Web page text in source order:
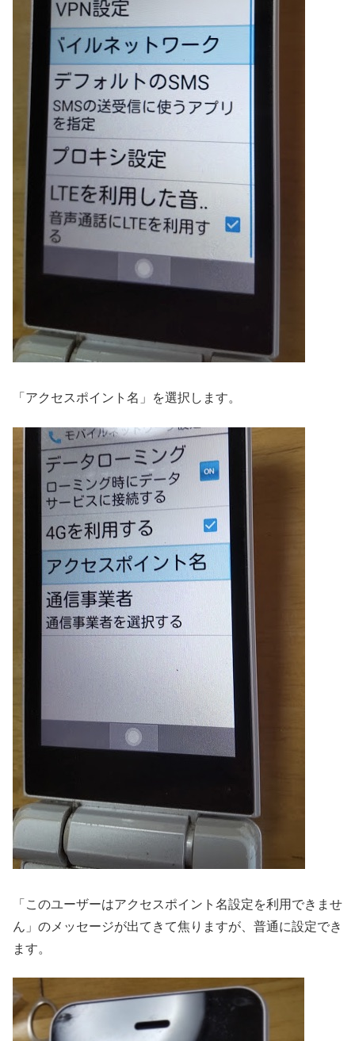
「アクセスポイント名」を選択します。
「このユーザーはアクセスポイント名設定を利用できませ
ん」のメッセージが出てきて焦りますが、普通に設定でき
ます。